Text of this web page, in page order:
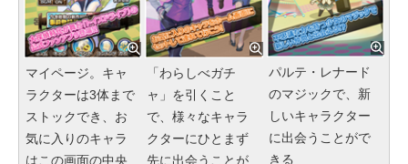
マイページ。キャ
ラクターは3体まで
ストックでき、お
気に入りのキャラ
はこの画面の中央
「わらしべガチ
ャ」を引くこと
で、様々なキャラ
クターにひとまず
先に出会うことが
パルテ・レナード
のマジックで、新
しいキャラクター
に出会うことがで
きる